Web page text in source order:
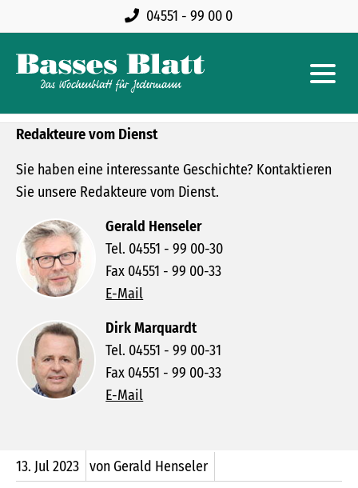
04551 - 99 00 0
Redakteure vom Dienst
Sie haben eine interessante Geschichte? Kontaktieren
Sie unsere Redakteure vom Dienst.
Gerald Henseler
Tel. 04551 - 99 00-30
Fax 04551 - 99 00-33
E-Mail
Dirk Marquardt
Tel. 04551 - 99 00-31
Fax 04551 - 99 00-33
E-Mail
13. Jul2023 von Gerald Henseler